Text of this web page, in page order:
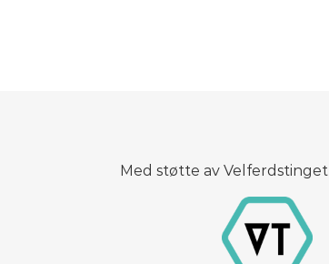
Med støtte av Velferdstinget